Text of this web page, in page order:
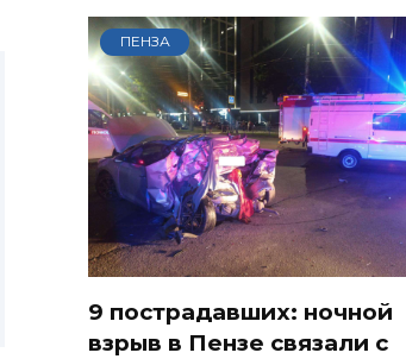
ПЕНЗА
9 пострадавших: ночной
взрыв в Пензе связали с